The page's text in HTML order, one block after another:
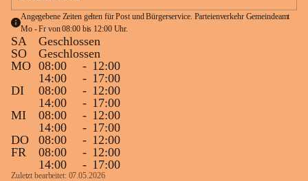
Angegebene Zeiten gelten für Post und Bürgerservice. Parteienverkehr Gemeindeamt
Mo - Fr von 08:00 bis 12:00 Uhr.
SA
Geschlossen
SO
Geschlossen
MO 08:00 - 12:00
14:00
- 17:00
DI
08:00 - 12:00
14:00
- 17:00
MI
08:00 - 12:00
14:00
- 17:00
DO
08:00 - 12:00
FR
08:00 - 12:00
14:00
- 17:00
Zuletzt bearbeitet: 07.05.2026